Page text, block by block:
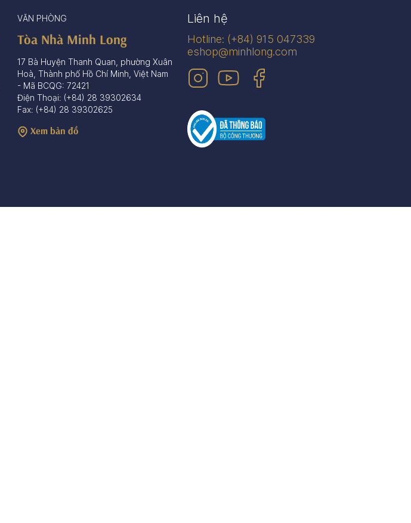
VĂN PHÒNG
Tòa Nhà Minh Long
17 Bà Huyện Thanh Quan, phường Xuân
Hoà, Thành phố Hồ Chí Minh, Việt Nam
- Mã BCQG: 72421
Điện Thoại: (+84) 28 39302634
Fax: (+84) 28 39302625
Xem bản đồ
Liên hệ
Hotline: (+84) 915 047339
eshop@minhlong.com